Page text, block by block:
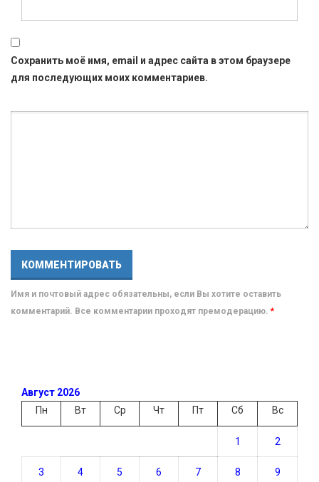
Сохранить моё имя, email и адрес сайта в этом браузере
для последующих моих комментариев.
Имя и почтовый адрес обязательны, если Вы хотите оставить
комментарий. Все комментарии проходят премодерацию. *
Август 2026
Пн
Вт Ср Чт Пт Сб Вс
1 2
3 4 5 6 7 8 9